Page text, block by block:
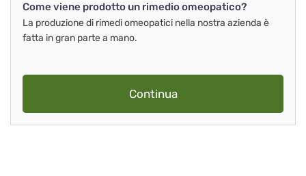
Come viene prodotto un rimedio omeopatico?
La produzione di rimedi omeopatici nella nostra azienda è
fatta in gran parte a mano.
Continua